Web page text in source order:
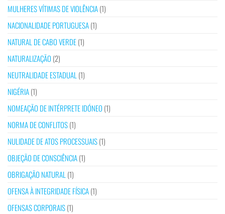
MULHERES VÍTIMAS DE VIOLÊNCIA(1)
NACIONALIDADE PORTUGUESA(1)
NATURAL DE CABO VERDE(1)
NATURALIZAÇÃO (2)
NEUTRALIDADE ESTADUAL (1)
NIGÉRIA(1)
NOMEAÇÃO DE INTÉRPRETE IDÓNEO (1)
NORMA DE CONFLITOS(1)
NULIDADE DE ATOS PROCESSUAIS(1)
OBJEÇÃO DE CONSCIÊNCIA(1)
OBRIGAÇÃO NATURAL (1)
OFENSA À INTEGRIDADE FÍSICA(1)
OFENSAS CORPORAIS(1)